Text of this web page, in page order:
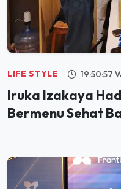
LIFE STYLE 19:50:57
Iruka Izakaya
Bermenu Sehat